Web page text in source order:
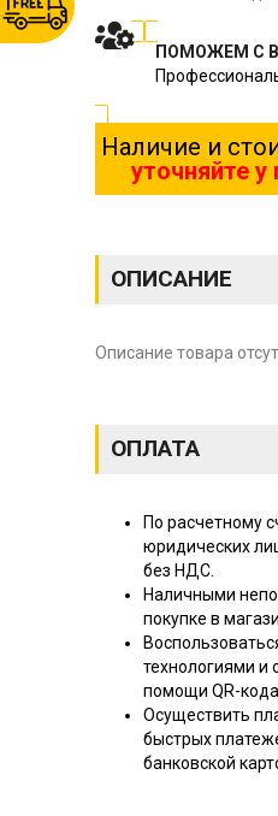
ПОМОЖЕМ С
Наличие и
уточняйте
ОПИСАНИЕ
Описание товара
ОПЛАТА
По расчетному
юридических
без НДС.
Наличными
покупке в
технологиями и
помощи QR-кода.
Осуществить
быстрых
банковской